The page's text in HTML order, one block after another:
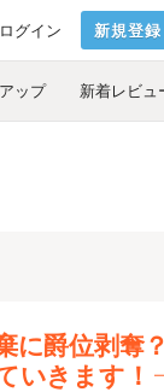
ログイン 新規登録
ップ 新着レビュ
に爵位剥
いきます！